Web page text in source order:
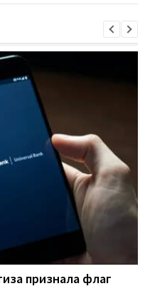
признала флаг